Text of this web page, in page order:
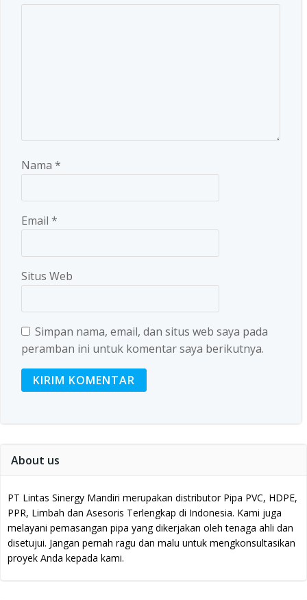
Nama *
Email *
Situs Web
Simpan nama, email, dan situs web saya pada
peramban ini untuk komentar saya berikutnya.
About us
PT Lintas Sinergy Mandiri merupakan distributor Pipa PVC, HDPE,
PPR, Limbah dan Asesoris Terlengkap di Indonesia. Kami juga
melayani pemasangan pipa yang dikerjakan oleh tenaga ahli dan
disetujui. Jangan pernah ragu dan malu untuk mengkonsultasikan
proyek Anda kepada kami.